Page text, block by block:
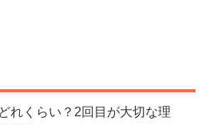
れくらい？2回目が大切な理